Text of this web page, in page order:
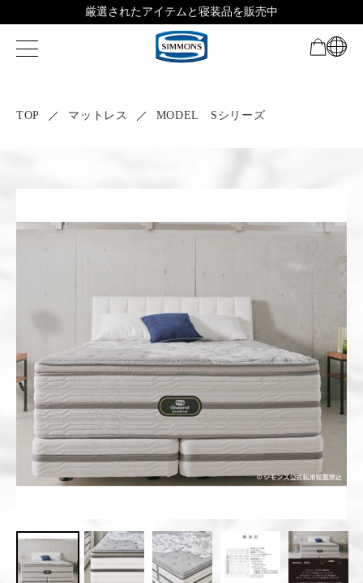
厳選されたアイテムと寝装品を販売中
TOP マットレス MODEL Sシリーズ